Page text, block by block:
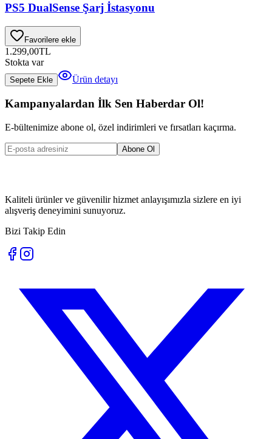
PS5 DualSense Şarj İstasyonu
Favorilere ekle
1.299,00TL
Stokta var
Sepete Ekle Ürün detayı
Kampanyalardan İlk Sen Haberdar Ol!
E-bültenimize abone ol, özel indirimleri ve fırsatları kaçırma.
Abone Ol
Kaliteli ürünler ve güvenilir hizmet anlayışımızla sizlere en iyi
alışveriş deneyimini sunuyoruz.
Bizi Takip Edin